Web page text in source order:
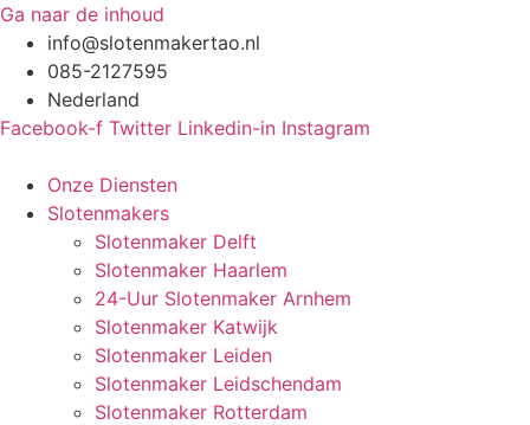
Ga naar de inhoud
info@slotenmakertao.nl
085-2127595
Nederland
Facebook-f Twitter Linkedin-in Instagram
Onze Diensten
Slotenmakers
Slotenmaker Delft
Slotenmaker Haarlem
24-Uur Slotenmaker Arnhem
Slotenmaker Katwijk
Slotenmaker Leiden
Slotenmaker Leidschendam
Slotenmaker Rotterdam